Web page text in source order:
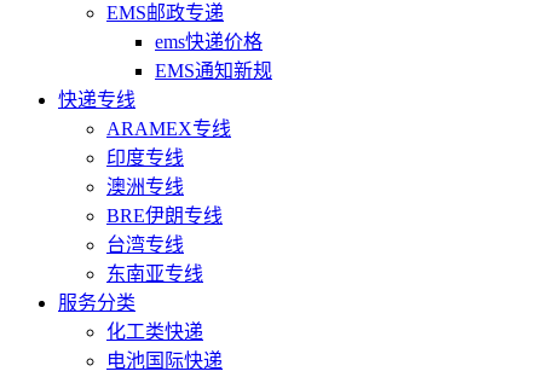
EMS邮政专递
ems快递价格
EMS通知新规
快递专线
ARAMEX专线
印度专线
澳洲专线
BRE伊朗专线
台湾专线
东南亚专线
服务分类
化工类快递
电池国际快递